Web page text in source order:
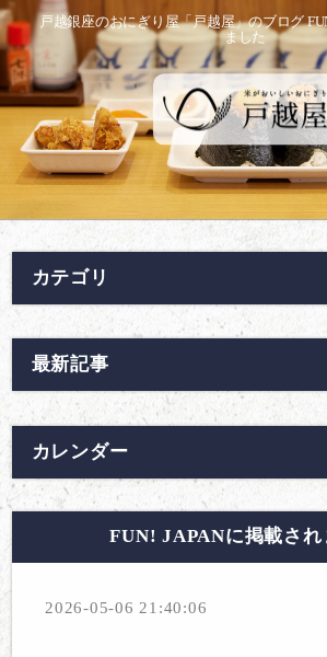
戸越銀座のおにぎり屋「戸越屋」のブログ
ました
カテゴリ
最新記事
カレンダー
FUN! JAPANに掲載され
2026-05-06 21:40:06